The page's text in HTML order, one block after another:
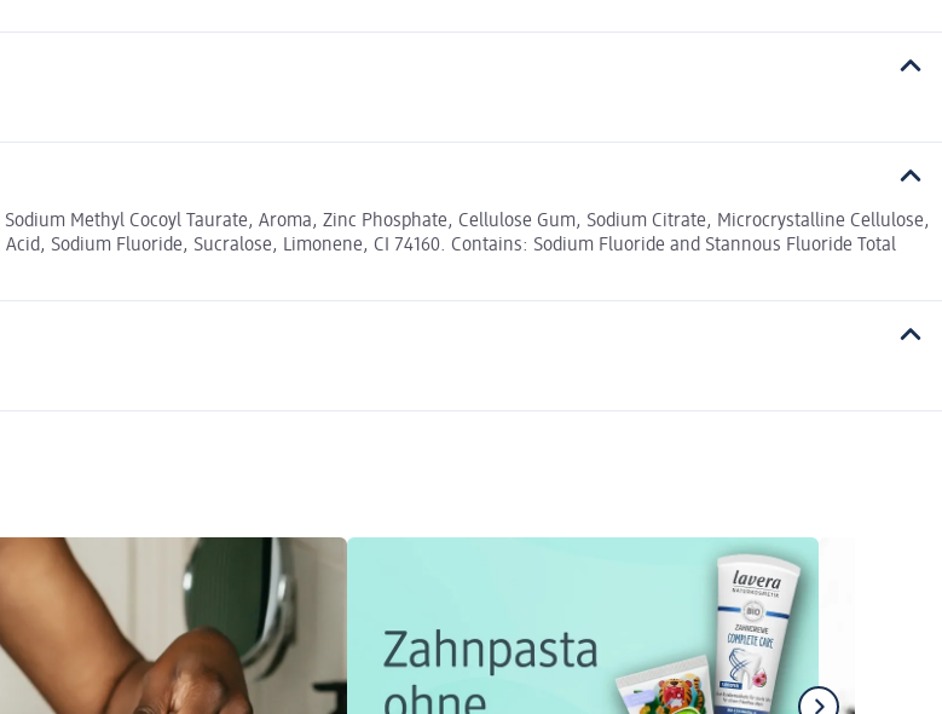
Methyl Cocoyl Taurate, Aroma, Zinc Phosphate, Cellulose Gum, Sodium Citrate, Microcrystalline Cellulose,
Sodium Fluoride, Sucralose, Limonene, CI 74160. Contains: Sodium Fluoride and Stannous Fluoride Total